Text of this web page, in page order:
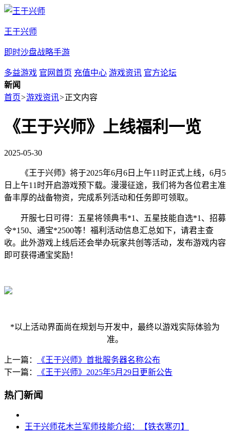
王于兴师
即时沙盘战略手游
多益游戏 官网首页 充值中心 游戏资讯 官方论坛
新闻
首页>游戏资讯>正文内容
《王于兴师》上线福利一览
2025-05-30
《王于兴师》将于2025年6月6日上午11时正式上线，6月5
日上午11时开启游戏预下载。漫漫征途，我们将为各位君主准
备丰厚的战备物资，完成系列活动和任务即可领取。
开服七日可得：五星将领典韦*1、五星技能自选*1、招募
令*150、通宝*2500等！福利活动信息汇总如下，请君主查
收。此外游戏上线后还会举办玩家共创等活动，发布游戏内容
即可获得通宝奖励！
*以上活动界面尚在规划与开发中，最终以游戏实际体验为
准。
上一篇：
《王于兴师》首批服务器名称公布
下一篇：
《王于兴师》2025年5月29日更新公告
热门新闻
王于兴师花木兰军师技能介绍：【铁衣寒刃】